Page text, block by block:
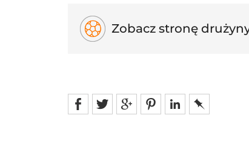
Zobacz stronę